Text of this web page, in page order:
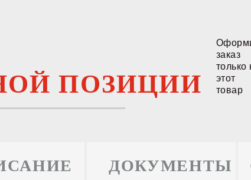
ПОЗИЦИИ
заказ
только
этот
ДОКУМЕНТЫ